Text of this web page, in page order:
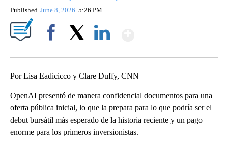
Published June 8, 2026 5:26 PM
Por Lisa Eadicicco y Clare Duffy, CNN
OpenAI presentó de manera confidencial documentos para una
oferta pública inicial, lo que la prepara para lo que podría ser el
debut bursátil más esperado de la historia reciente y un pago
enorme para los primeros inversionistas.